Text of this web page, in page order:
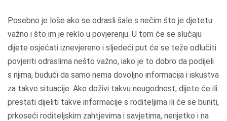
Posebno je loše ako se odrasli šale s nečim što je djetetu
važno i što im je reklo u povjerenju. U tom će se slučaju
dijete osjećati iznevjereno i sljedeći put će se teže odlučiti
povjeriti odraslima nešto važno, iako je to dobro da podijeli
s njima, budući da samo nema dovoljno informacija i iskustva
za takve situacije. Ako doživi takvu neugodnost, dijete će ili
prestati dijeliti takve informacije s roditeljima ili će se buniti,
prkoseći roditeljskim zahtjevima i savjetima, nerijetko i na